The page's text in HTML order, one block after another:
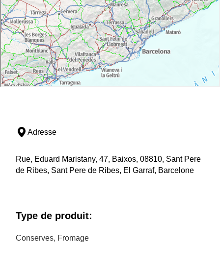
Adresse
Rue, Eduard Maristany, 47, Baixos, 08810, Sant Pere
de Ribes, Sant Pere de Ribes, El Garraf, Barcelone
Type de produit:
Conserves, Fromage